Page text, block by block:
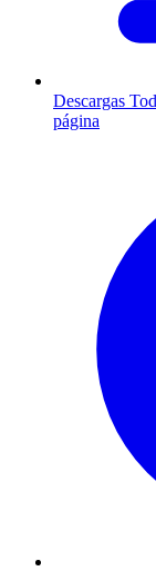
Descargas
página